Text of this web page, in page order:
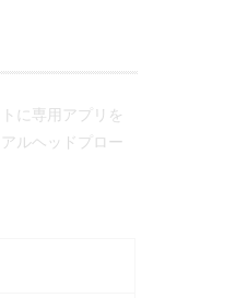
に専用アプリを
ルヘッドプロー